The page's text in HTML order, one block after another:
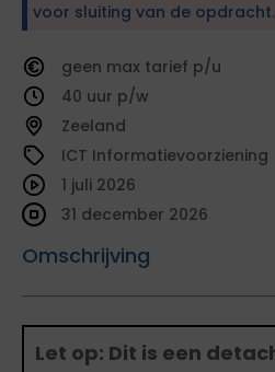
voor sluiting van de opdracht.
geen
tarief
40
Zeeland
ICT Informatievoorziening
Omschrijving
1 juli 2026
31 december 2026
Let op: Dit is een